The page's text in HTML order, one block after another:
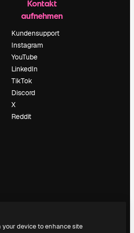
Kontakt
aufnehmen
Kundensupport
Instagram
YouTube
LinkedIn
TikTok
Discord
X
Reddit
your device to enhance site